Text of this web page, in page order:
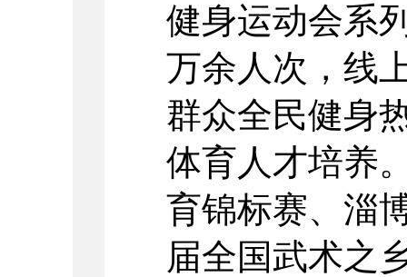
健身运动会系
万余人次，线
群众全民健身
体育人才培养
育锦标赛、淄
届全国武术之